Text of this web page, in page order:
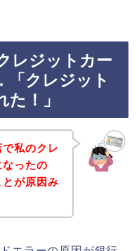
レジットカー
「クレジット
！」
私のクレ
ったの
が原因み